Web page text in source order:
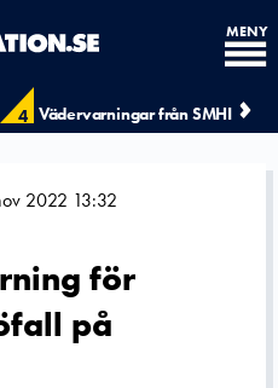
4 Vädervarningar från SMHI
MENY
2022 13:32
för
på